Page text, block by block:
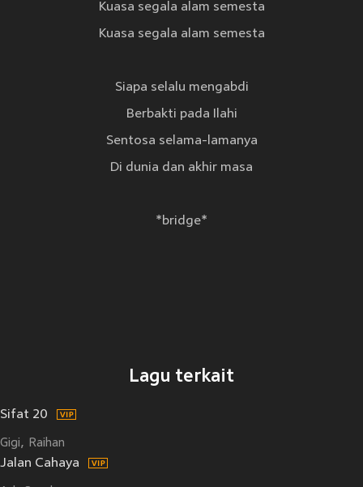
Kuasa segala alam semesta
Kuasa segala alam semesta
Siapa selalu mengabdi
Berbakti pada Ilahi
Sentosa selama-lamanya
Di dunia dan akhir masa
*bridge*
Lagu terkait
Sifat 20
Gigi Raihan
Jalan Cahaya